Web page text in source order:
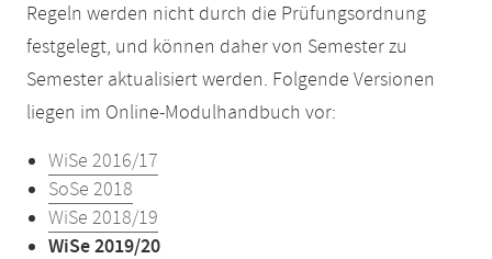
Regeln werden nicht durch die Prüfungsordnung
festgelegt, und können daher von Semester zu
Semester aktualisiert werden. Folgende Versionen
liegen im Online-Modulhandbuch vor:
WiSe 2016/17
SoSe 2018
WiSe 2018/19
WiSe 2019/20